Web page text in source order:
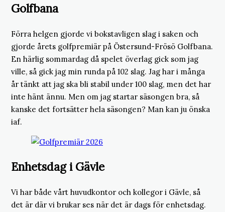
Golfbana
Förra helgen gjorde vi bokstavligen slag i saken och
gjorde årets golfpremiär på Östersund-Frösö Golfbana.
En härlig sommardag då spelet överlag gick som jag
ville, så gick jag min runda på 102 slag. Jag har i många
år tänkt att jag ska bli stabil under 100 slag, men det har
inte hänt ännu. Men om jag startar säsongen bra, så
kanske det fortsätter hela säsongen? Man kan ju önska
iaf.
Enhetsdag i Gävle
Vi har både vårt huvudkontor och kollegor i Gävle, så
det är där vi brukar ses när det är dags för enhetsdag.